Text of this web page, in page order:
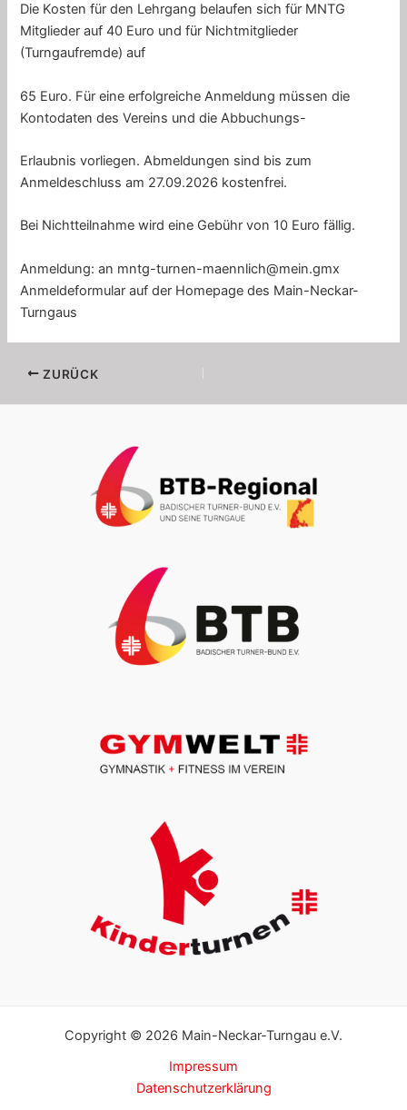
Die Kosten für den Lehrgang belaufen sich für MNTG
Mitglieder auf 40 Euro und für Nichtmitglieder
(Turngaufremde) auf
65 Euro. Für eine erfolgreiche Anmeldung müssen die
Kontodaten des Vereins und die Abbuchungs-
Erlaubnis vorliegen. Abmeldungen sind bis zum
Anmeldeschluss am 27.09.2026 kostenfrei.
Bei Nichtteilnahme wird eine Gebühr von 10 Euro fällig.
Anmeldung: an mntg-turnen-maennlich@mein.gmx
Anmeldeformular auf der Homepage des Main-Neckar-
Turngaus
ZURÜCK
Copyright © 2026 Main-Neckar-Turngau e.V.
Impressum
Datenschutzerklärung